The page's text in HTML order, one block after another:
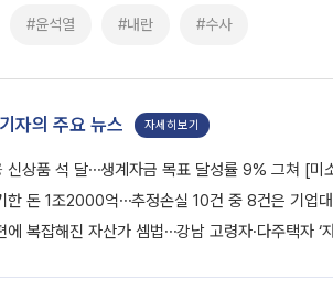
#윤석열 #내란 #수사
자의 주요 뉴스 자세히보기
신상품 석 달⋯생계자금 목표 달성률 9% 그쳐 [미
한 돈 1조2000억⋯추정손실 10건 중 8건은 기업
에 복잡해진 자산가 셈법⋯강남 고령자·다주택자 ‘